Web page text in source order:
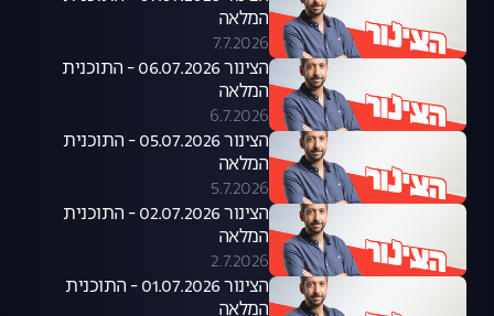
המלאה
7.7.2026
הצינור 06.07.2026 - התוכנית
המלאה
6.7.2026
הצינור 05.07.2026 - התוכנית
המלאה
5.7.2026
הצינור 02.07.2026 - התוכנית
המלאה
2.7.2026
הצינור 01.07.2026 - התוכנית
המלאה